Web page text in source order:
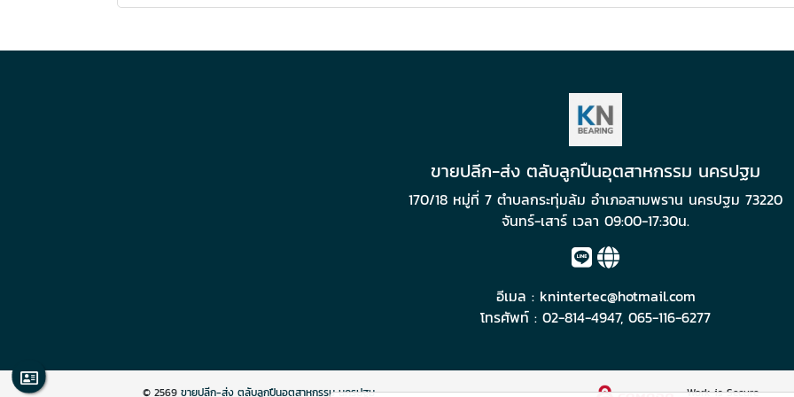
ขายปลีก-ส่ง ตลับลูกปืนอุตสาหกรรม นครปฐม
170/18 หมู่ที่ 7 ตำบลกระทุ่มล้ม อำเภอสามพราน นครปฐม 73220
จันทร์-เสาร์ เวลา 09:00-17:30น.
อีเมล : knintertec@hotmail.com
โทรศัพท์ : 02-814-4947, 065-116-6277
© 2569ขายปลีก-ส่ง ตลับลูกปืนอุตสาหกรรม นครปฐม Work is Secure